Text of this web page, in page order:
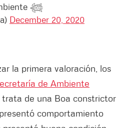
𓆉
December 20, 2020
la primera valoración, los
de Ambiente
de una Boa constrictor
comportamiento